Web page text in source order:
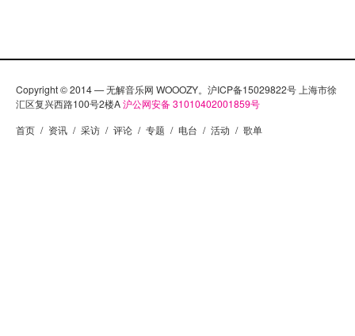
Copyright © 2014 — 无解音乐网 WOOOZY。沪ICP备15029822号 上海市徐
汇区复兴西路100号2楼A沪公网安备 31010402001859号
首页 / 资讯 / 采访 / 评论 / 专题 / 电台 / 活动 / 歌单